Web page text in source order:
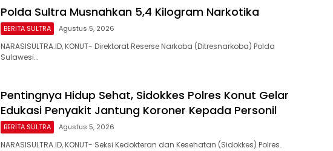
Polda Sultra Musnahkan 5,4 Kilogram Narkotika
BERITA SULTRA Agustus 5, 2026
NARASISULTRA.ID, KONUT- Direktorat Reserse Narkoba (Ditresnarkoba) Polda
Sulawesi…
Pentingnya Hidup Sehat, Sidokkes Polres Konut Gelar
Edukasi Penyakit Jantung Koroner Kepada Personil
BERITA SULTRA Agustus 5, 2026
NARASISULTRA.ID, KONUT- Seksi Kedokteran dan Kesehatan (Sidokkes) Polres…